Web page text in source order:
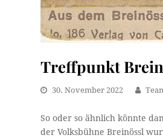
Treffpunkt
30. November 2022
So oder so ähnlich könnte
der Volksbühne Breinössl